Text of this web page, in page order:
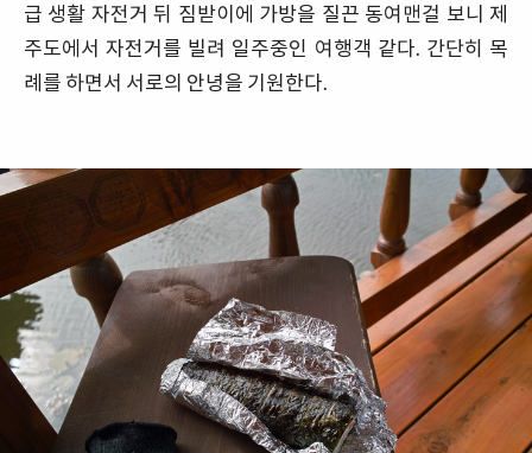
급 생활 자전거 뒤 짐받이에 가방을 질끈 동여맨걸 보니 제
주도에서 자전거를 빌려 일주중인 여행객 같다. 간단히 목
례를 하면서 서로의 안녕을 기원한다.